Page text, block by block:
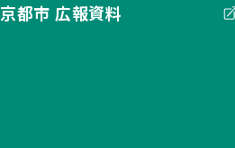
京都市 広報資料